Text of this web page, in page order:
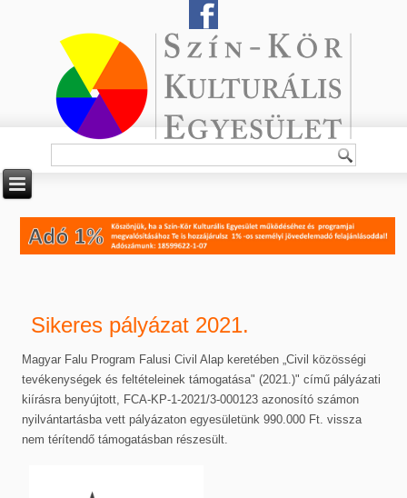
Sikeres pályázat 2021.
Magyar Falu Program Falusi Civil Alap keretében „Civil közösségi
tevékenységek és feltételeinek támogatása" (2021.)" című pályázati
kiírásra benyújtott, FCA-KP-1-2021/3-000123 azonosító számon
nyilvántartásba vett pályázaton egyesületünk 990.000 Ft. vissza
nem térítendő támogatásban részesült.